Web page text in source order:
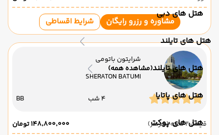
هتل های دبی
هتل های تایلند
هتل های تایلند(مشاهده همه)
هتل های پاتایا
هتل های پوکت
مشاوره و رزرو رایگان شرایط اقساطی
شرایتون باتومی
SHERATON BATUMI
4 شب BB
قیمت 2 تخته (هرنفر)
۱۴۸٬۸۰۰٬۰۰۰ تومان